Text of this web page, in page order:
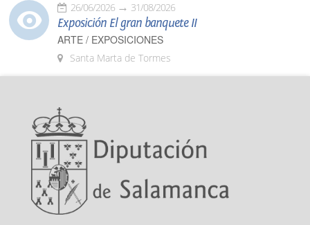
26/06/2026 31/08/2026
Exposición El gran banquete II
ARTE / EXPOSICIONES
Santa Marta de Tormes